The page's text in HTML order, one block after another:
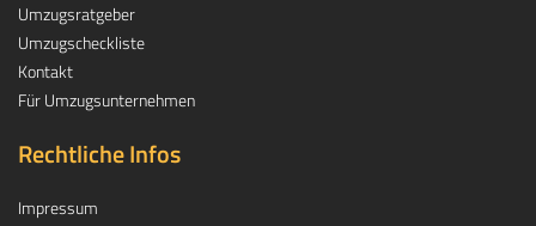
Umzugsratgeber
Umzugscheckliste
Kontakt
Für Umzugsunternehmen
Rechtliche Infos
Impressum